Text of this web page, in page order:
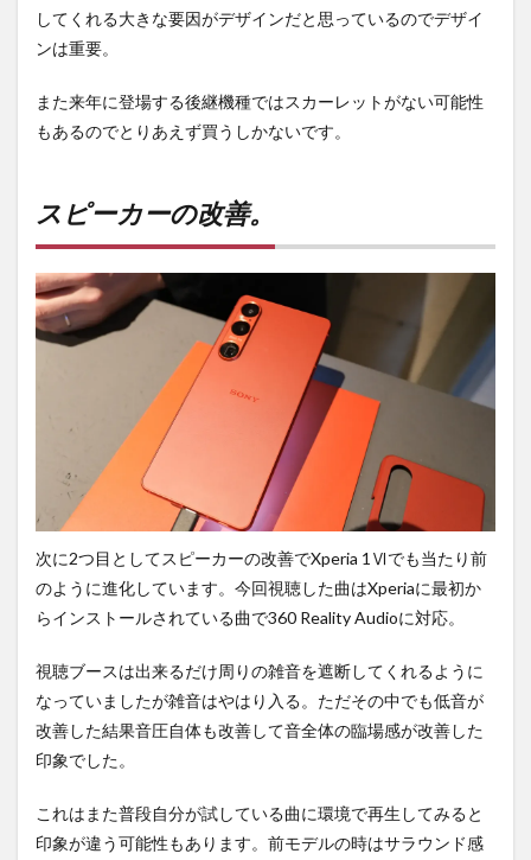
してくれる大きな要因がデザインだと思っているのでデザイ
ンは重要。
また来年に登場する後継機種ではスカーレットがない可能性
もあるのでとりあえず買うしかないです。
スピーカーの改善。
次に2つ目としてスピーカーの改善でXperia 1Ⅵでも当たり前
のように進化しています。今回視聴した曲はXperiaに最初か
らインストールされている曲で360 Reality Audioに対応。
視聴ブースは出来るだけ周りの雑音を遮断してくれるように
なっていましたが雑音はやはり入る。ただその中でも低音が
改善した結果音圧自体も改善して音全体の臨場感が改善した
印象でした。
これはまた普段自分が試している曲に環境で再生してみると
印象が違う可能性もあります。前モデルの時はサラウンド感